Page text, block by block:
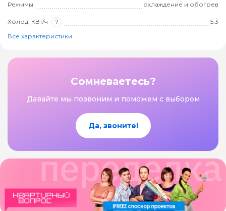
Режимы охлаждение и обогрев
Холод, КВт/ч ?
5.3
Все характеристики
Сомневаетесь?
Давайте мы позвоним и поможем с выбором
Да, звоните!